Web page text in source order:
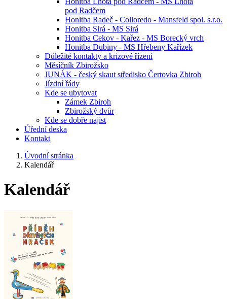
pod Radčem
Honitba Radeč - Colloredo - Mansfeld spol. s.r.o.
Honitba Sirá - MS Sirá
Honitba Cekov - Kařez - MS Borecký vrch
Honitba Dubiny - MS Hřebeny Kařízek
Důležité kontakty a krizové řízení
Měsíčník Zbirožsko
JUNÁK - český skaut středisko Čertovka Zbiroh
Jízdní řády
Kde se ubytovat
Zámek Zbiroh
Zbirožský dvůr
Kde se dobře najíst
Úřední deska
Kontakt
Úvodní stránka
Kalendář
Kalendář